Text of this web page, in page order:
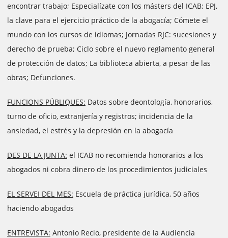
encontrar trabajo; Especialízate con los másters del ICAB; EPJ,
la clave para el ejercicio práctico de la abogacía; Cómete el
mundo con los cursos de idiomas; Jornadas RJC: sucesiones y
derecho de prueba; Ciclo sobre el nuevo reglamento general
de protección de datos; La biblioteca abierta, a pesar de las
obras; Defunciones.
FUNCIONS PÚBLIQUES: Datos sobre deontología, honorarios,
turno de oficio, extranjería y registros; incidencia de la
ansiedad, el estrés y la depresión en la abogacía
DES DE LA JUNTA: el ICAB no recomienda honorarios a los
abogados ni cobra dinero de los procedimientos judiciales
EL SERVEI DEL MES: Escuela de práctica jurídica, 50 años
haciendo abogados
ENTREVISTA: Antonio Recio, presidente de la Audiencia